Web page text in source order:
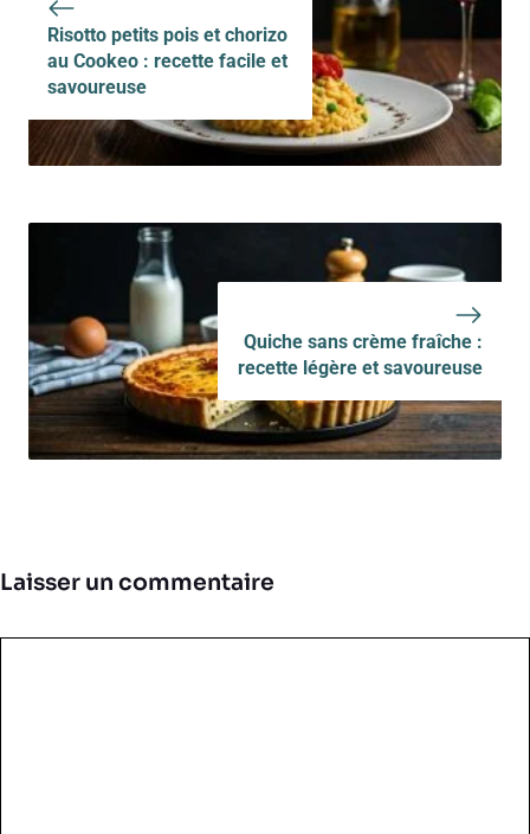
Risotto petits pois et chorizo
au Cookeo : recette facile et
savoureuse
Quiche sans crème fraîche :
recette légère et savoureuse
Laisser un commentaire